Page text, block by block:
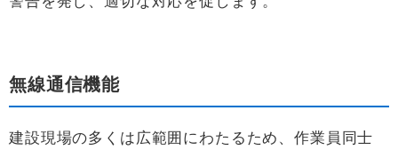
無線通信機能
建設現場の多くは広範囲にわたるため、作業員同士